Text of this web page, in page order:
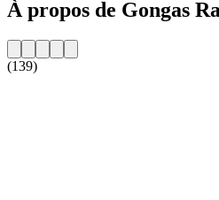
À propos de Gongas
(139)